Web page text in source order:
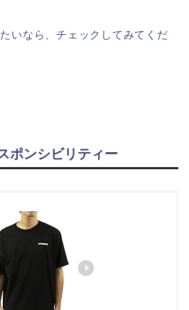
いなら、チェックしてみてくだ
ポンシビリティー